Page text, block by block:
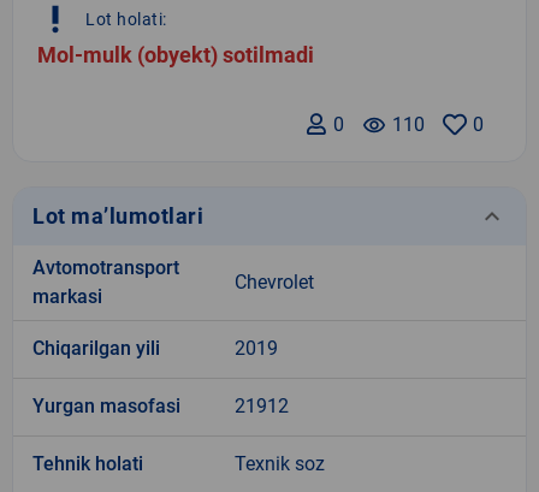
priority_high Lot holati:
Mol-mulk (obyekt) sotilmadi
0
remove_red_eye 110
0
Lot ma’lumotlari keyboard_arrow_down
Avtomotransport
markasi
Chevrolet
Chiqarilgan yili 2019
Yurgan masofasi 21912
Tehnik holati Texnik soz